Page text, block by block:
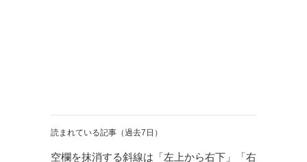
読まれている記事（過去7日）
空欄を抹消する斜線は「左上から右下」「右